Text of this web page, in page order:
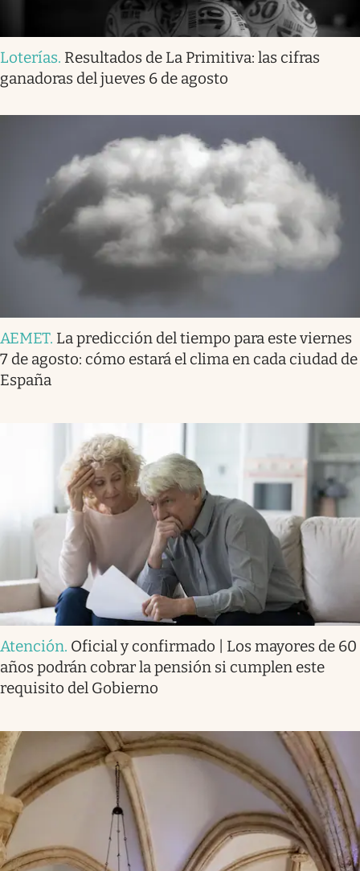
Loterías. Resultados de La Primitiva: las cifras
ganadoras del jueves 6 de agosto
AEMET. La predicción del tiempo para este viernes
7 de agosto: cómo estará el clima en cada ciudad de
España
Atención. Oficial y confirmado | Los mayores de 60
años podrán cobrar la pensión si cumplen este
requisito del Gobierno